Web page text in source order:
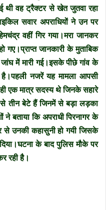
थी वह ट्रैक्टर से खेत जुतवा रहा
सवार अपराधियों ने उन पर
वहीं गिर गया।मरा जानकर
गए।प्राप्त जानकारी के मुताबिक
में मारी गई।इसके पीछे गांव के
है।पहली नजरें यह मामला आपसी
एक मात्र सदस्य थे जिनके सहारे
से तीन बेटे हैं जिनमें से बड़ा लड़का
ने बताया कि अपराधी पिरनागर के
से उनकी कहासुनी हो गयी जिसके
के बाद पुलिस मौके पर
रही है।